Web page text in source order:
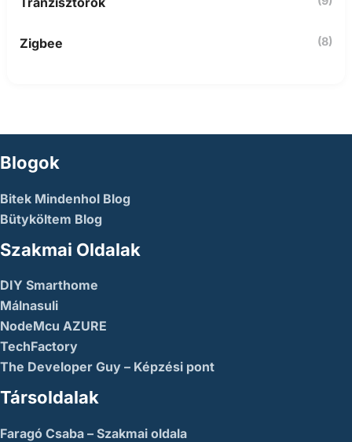
Zigbee (8)
Blogok
Bitek Mindenhol Blog
Bütyköltem Blog
Szakmai Oldalak
DIY Smarthome
Málnasuli
NodeMcu AZURE
TechFactory
The Developer Guy – Képzési pont
Társoldalak
Faragó Csaba – Szakmai oldala